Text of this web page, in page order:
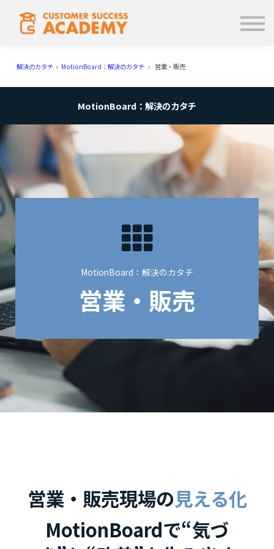
学ぶ
使い方
ログイン
解決のカタチ › MotionBoard：解決のカタチ › 営業・販売
MotionBoard：解決のカタチ
MotionBoard：解決のカタチ
営業・販売
営業・販売現場の見える化
MotionBoardで“気づ